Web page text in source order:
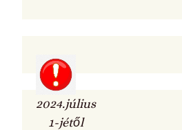
2024.július
1-jétől